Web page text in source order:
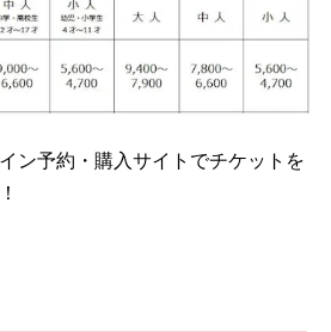
ン予約・購入サイトでチケットを